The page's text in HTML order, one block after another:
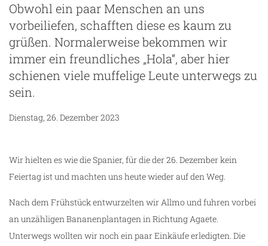
Obwohl ein paar Menschen an uns
vorbeiliefen, schafften diese es kaum zu
grüßen. Normalerweise bekommen wir
immer ein freundliches „Hola“, aber hier
schienen viele muffelige Leute unterwegs zu
sein.
Dienstag, 26. Dezember 2023
Wir hielten es wie die Spanier, für die der 26. Dezember kein
Feiertag ist und machten uns heute wieder auf den Weg.
Nach dem Frühstück entwurzelten wir Allmo und fuhren vorbei
an unzähligen Bananenplantagen in Richtung Agaete.
Unterwegs wollten wir noch ein paar Einkäufe erledigten. Die